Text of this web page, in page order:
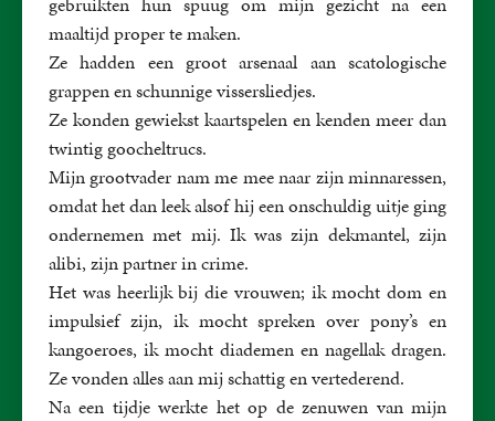
maaltijd proper te maken.
Ze hadden een groot arsenaal aan scatologische
grappen en schunnige vissersliedjes.
Ze konden gewiekst kaartspelen en kenden meer dan
twintig goocheltrucs.
Mijn grootvader nam me mee naar zijn minnaressen,
omdat het dan leek alsof hij een onschuldig uitje ging
ondernemen met mij. Ik was zijn dekmantel, zijn
alibi, zijn partner in crime.
Het was heerlijk bij die vrouwen; ik mocht dom en
impulsief zijn, ik mocht spreken over pony’s en
kangoeroes, ik mocht diademen en nagellak dragen.
Ze vonden alles aan mij schattig en vertederend.
Na een tijdje werkte het op de zenuwen van mijn